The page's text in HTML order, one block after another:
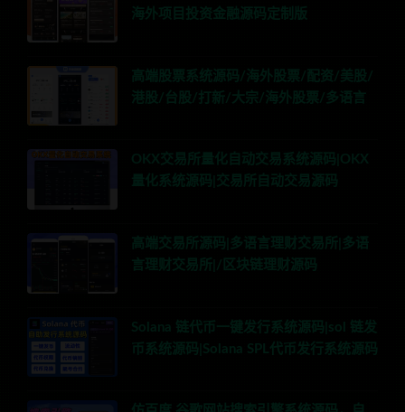
海外项目投资金融源码定制版
高端股票系统源码/海外股票/配资/美股/
港股/台股/打新/大宗/海外股票/多语言
OKX交易所量化自动交易系统源码|OKX
量化系统源码|交易所自动交易源码
高端交易所源码|多语言理财交易所|多语
言理财交易所|/区块链理财源码
Solana 链代币一键发行系统源码|sol 链发
币系统源码|Solana SPL代币发行系统源码